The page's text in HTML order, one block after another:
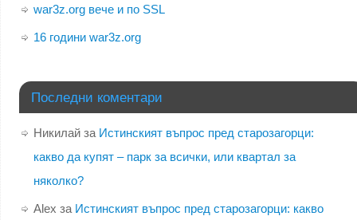
war3z.org вече и по SSL
16 години war3z.org
Последни коментари
Никилайза Истинският въпрос пред старозагорци:
какво да купят – парк за всички, или квартал за
няколко?
Alex за Истинският въпрос пред старозагорци: какво